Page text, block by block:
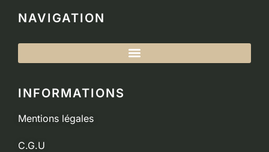
NAVIGATION
INFORMATIONS
Mentions légales
C.G.U